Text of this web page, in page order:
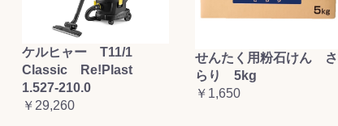
ケルヒャー T11/1
Classic Re!Plast
1.527-210.0
￥29,260
せんたく用粉石けん さ
らり 5kg
￥1,650